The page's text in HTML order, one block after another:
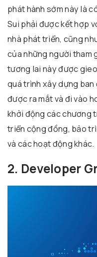
phát hành sớm này là
Sui phải được kết hợp
nhà phát triển, cũng
của những người tham
tương lai này được
quá trình xây dựng
được ra mắt và đi vào
khởi động các chương
triển cộng đồng, bảo
và các hoạt động khác.
2. Developer